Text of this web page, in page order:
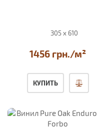
305 x 610
1456 грн./м²
КУПИТЬ